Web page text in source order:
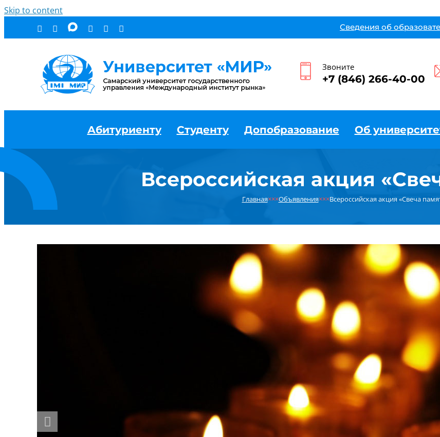
Skip to content
Сведения об
Звоните
+7 (846) 266-40-00
Абитуриенту Студенту Допобразование Об
Всероссийская акция
Главная×××Объявления×××Всероссийская акция «Свеча